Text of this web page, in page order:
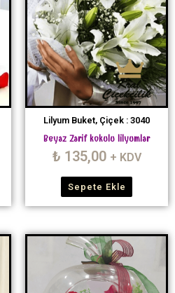
Lilyum Buket, Çiçek : 3040
Beyaz Zarif kokulu lilyumlar
₺ 135,00 + KDV
Sepete Ekle